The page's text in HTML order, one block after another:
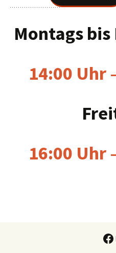
Montags
14:00 Uhr
16:00 Uhr